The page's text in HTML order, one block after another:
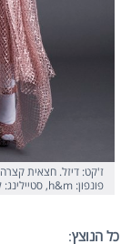
ז'קט: דיזל. חצאית
פונפון: h&m, סטיילינג: לירון יעקובי
כל הנוצץ: